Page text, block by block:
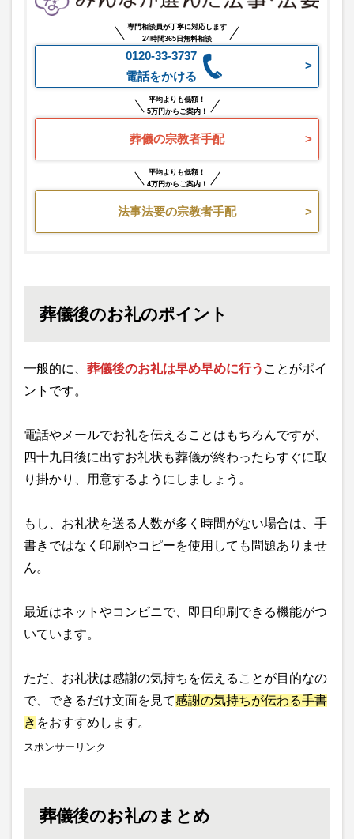
専門相談員が丁寧に対応します
24時間365日無料相談
0120-33-3737
電話をかける
平均よりも低額！
5万円からご案内！
葬儀の宗教者手配
平均よりも低額！
4万円からご案内！
法事法要の宗教者手配
葬儀後のお礼のポイント
一般的に、 葬儀後のお礼は早め早めに行う ことがポイ
ントです。
電話やメールでお礼を伝えることはもちろんですが、
四十九日後に出すお礼状も葬儀が終わったらすぐに取
り掛かり、用意するようにしましょう。
もし、お礼状を送る人数が多く時間がない場合は、手
書きではなく印刷やコピーを使用しても問題ありませ
ん。
最近はネットやコンビニで、即日印刷できる機能がつ
いています。
ただ、お礼状は感謝の気持ちを伝えることが目的なの
で、できるだけ文面を見て感謝の気持ちが伝わる手書
き をおすすめします。
スポンサーリンク
葬儀後のお礼のまとめ